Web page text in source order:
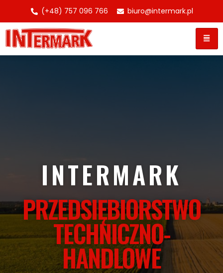
(+48) 757 096 766 biuro@intermark.pl
INTERMARK
PRZEDSIĘBIORSTWO
TECHNICZNO-
HANDLOWE